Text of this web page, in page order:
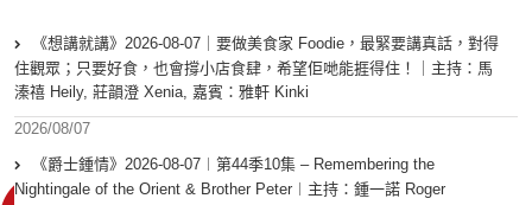
《想講就講》2026-08-07｜要做美食家 Foodie，最緊要講真話，對得
住觀眾；只要好食，也會撐小店食肆，希望佢哋能捱得住！｜主持：馬
溱禧 Heily, 莊韻澄 Xenia, 嘉賓：雅軒 Kinki
2026/08/07
《爵士鍾情》2026-08-07︱第44季10集 – Remembering the
Nightingale of the Orient & Brother Peter︱主持：鍾一諾 Roger